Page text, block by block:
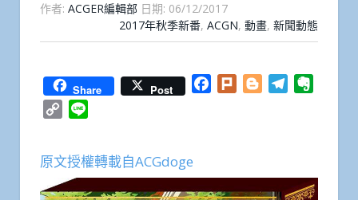
作者: ACGER編輯部 日期: 06/12/2017
2017年秋季新番, ACGN, 動畫, 新聞動態
Share Post Facebook
Plurk BloggerTelegram
Copy
原文授權轉載自ACGdoge